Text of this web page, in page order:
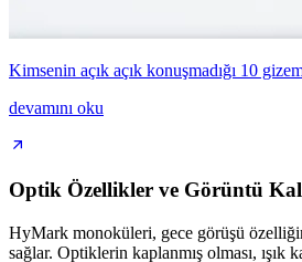
Kimsenin açık açık konuşmadığı 10
devamını oku
Optik Özellikler ve Görüntü
HyMark monoküleri, gece görüşü
sağlar. Optiklerin kaplanmış olması,